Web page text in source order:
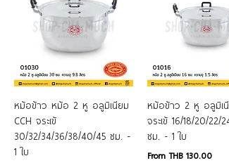
Quick View
หม้อข้าว หม้อ 2 หู อลูมิเนียม
CCH จระเข้
30/32/34/36/38/40/45 ซม. -
1 ใบ
Quick
หม้อข้าว 2 หู อลูมิเ
จระเข้ 16/18/20/22/
ซม. - 1 ใบ
FromTHB 130.00
Sale Price